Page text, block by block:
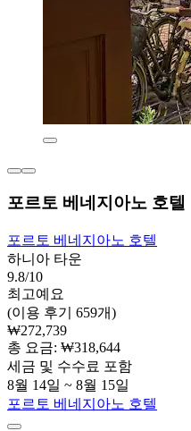
포르토 베네지아노 호텔
포르토 베네지아노 호텔
하니아 타운
9.8/10
최고예요
(이용 후기 659개)
₩272,739
총 요금: ₩318,644
세금 및 수수료 포함
8월 14일 ~ 8월 15일
포르토 베네지아노 호텔